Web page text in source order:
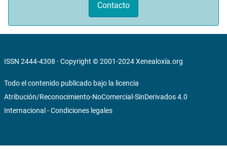
Contacto
ISSN 2444-4308 · Copyright © 2001-2024Xenealoxía.org
Todo el contenido publicado bajo la licencia
Atribución/Reconocimiento-NoComercial-SinDerivados 4.0
Internacional -Condiciones legales